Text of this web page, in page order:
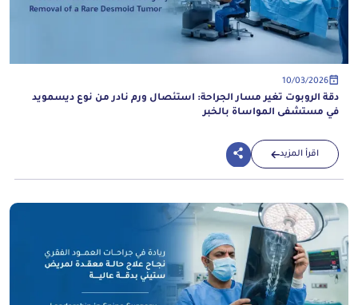
10/03/2026
دقة الروبوت تغير مسار الجراحة: استئصال ورم نادر من نوع ديسمويد
في مستشفى المواساة بالخبر
اقرأ المزيد